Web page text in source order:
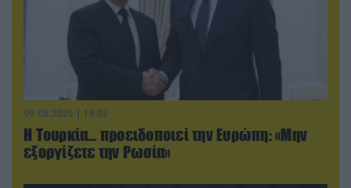
09.08.2026 | 19:02
Η Τουρκία… προειδοποιεί την Ευρώπη: «Μην
εξοργίζετε την Ρωσία»